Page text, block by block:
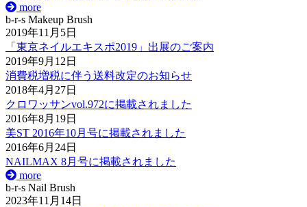
more
b-r-s Makeup Brush
2019年11月5日
「東京ネイルエキスポ2019」出展のご案内
2019年9月12日
消費税増税に伴う送料改定のお知らせ
2018年4月27日
クロワッサンvol.972に掲載されました
2016年8月19日
美ST 2016年10月号に掲載されました
2016年6月24日
NAILMAX 8月号に掲載されました
more
b-r-s Nail Brush
2023年11月14日